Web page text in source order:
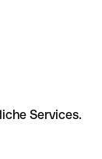
Services.